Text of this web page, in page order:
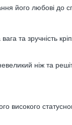
його любові до
та зручність
ніж та
високого